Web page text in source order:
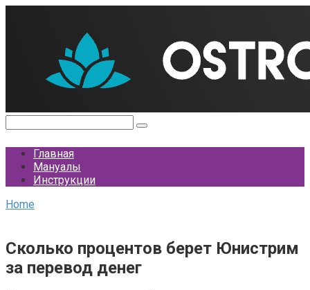
Главная
Мануалы
Инструкции
Home
Сколько процентов берет Юнистрим
за перевод денег